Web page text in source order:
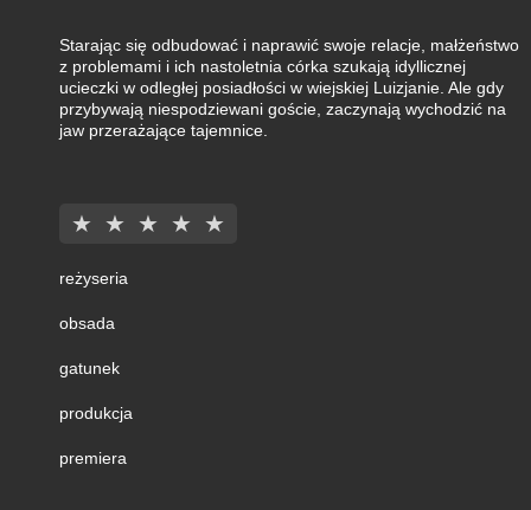
Starając się odbudować i naprawić swoje relacje, małżeństwo
z problemami i ich nastoletnia córka szukają idyllicznej
ucieczki w odległej posiadłości w wiejskiej Luizjanie. Ale gdy
przybywają niespodziewani goście, zaczynają wychodzić na
jaw przerażające tajemnice.
★ ★ ★ ★ ★
reżyseria
obsada
gatunek
produkcja
premiera